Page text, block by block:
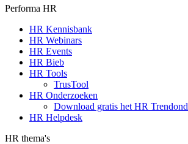
Performa HR
HR Kennisbank
HR Webinars
HR Events
HR Bieb
HR Tools
TrusTool
HR Onderzoeken
Download gratis het HR
HR Helpdesk
HR thema's